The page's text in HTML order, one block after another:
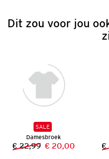
Dit zou voor jou
SALE
Damesbroek
Vorige prijs:
€ 22,99 Nieuwe prijs:
€ 20,00 €